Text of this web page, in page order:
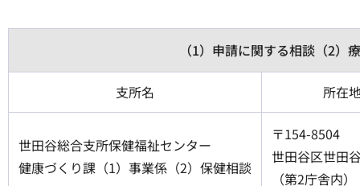
（1）申請に関する相談（2）
支所名 所在
世田谷総合支所保健福祉センター
健康づくり課（1）事業係（2）保健相談
〒154-8504
世田谷区世田
（第2庁舎内）